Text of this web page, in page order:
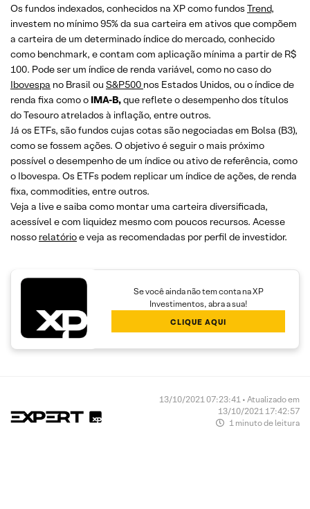
Os fundos indexados, conhecidos na XP como fundos Trend,
investem no mínimo 95% da sua carteira em ativos que compõem
a carteira de um determinado índice do mercado, conhecido
como benchmark, e contam com aplicação mínima a partir de R$
100. Pode ser um índice de renda variável, como no caso do
Ibovespa no Brasil ou S&P500 nos Estados Unidos, ou o índice de
renda fixa como o IMA-B,que reflete o desempenho dos títulos
do Tesouro atrelados à inflação, entre outros.
Já os ETFs, são fundos cujas cotas são negociadas em Bolsa (B3),
como se fossem ações. O objetivo é seguir o mais próximo
possível o desempenho de um índice ou ativo de referência, como
o Ibovespa. Os ETFs podem replicar um índice de ações, de renda
fixa, commodities, entre outros.
Veja a live e saiba como montar uma carteira diversificada,
acessível e com liquidez mesmo com poucos recursos. Acesse
nosso relatórioe veja as recomendadas por perfil de investidor.
Se você ainda não tem conta na XP
Investimentos, abra a sua!
CLIQUE AQUI
13/10/2021 07:23:41 • Atualizado em
13/10/2021 17:42:57
1 minuto de leitura